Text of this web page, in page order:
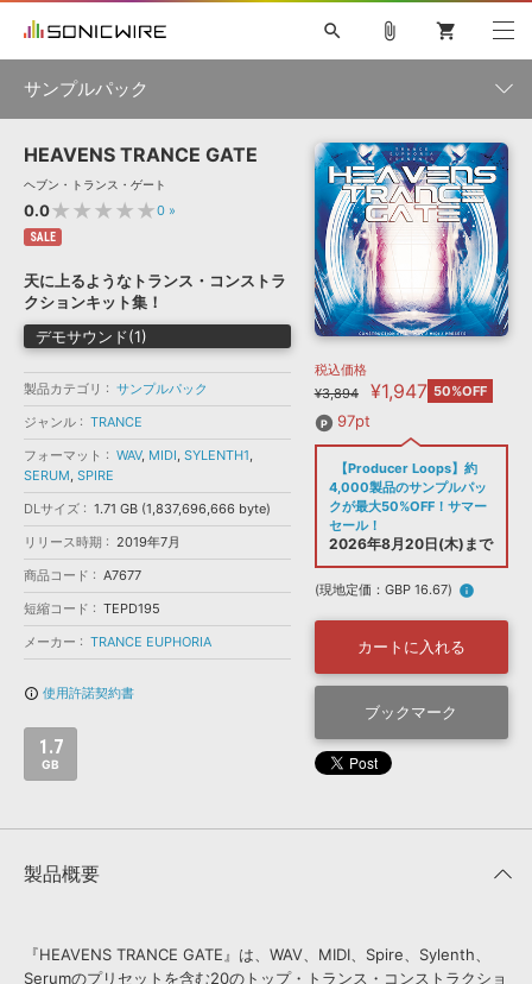
ソフト音源 »
プラグイン・エフェクト »
サンプルパック »
ソフトウェア／ツール »
DAW »
効果音 »
BGM »
特集 »
ニュースレター »
SONICWIREブログ »
製品サポート情報 »
DTMガイド »
FAQ »
お問い合わせ »
音楽カード
楽曲配信流通サービス
無償のサウンド管理ソフト
次世代型 ボーカル・エディタ
映像のBGM・セリフを音声分離
SLS
search
初音ミク NT 鏡音リン・レン V4X 巡音ルカ V4X
MEIKO V3
KAITO V3
VOCALOID TOONTRACK
SPITFIRE AUDIO
VIENNA
EZ DRUMMER 3
ライセンスフリーBGM
ボーカル抜き出し
DUBSTEP
ELECTRONICA
EDM TRANCE MUTANT
ROUTER.FM
ソフト音源 プラグイン・エフェクト
ソフトウェア／ツール 効果音
attach_file shopping_cart
サンプルパック
製品一覧
メーカー
フォーマット
ランキング
HEAVENS TRANCE GATE
ヘブン・トランス・ゲート
0.0★★★★★0 »
SALE
天に上るようなトランス・コンストラ
クションキット集！
デモサウンド(1)
製品カテゴリ
サンプルパック
ジャンル
TRANCE
フォーマット
WAV, MIDI, SYLENTH1,
SERUM, SPIRE
DLサイズ
1.71 GB (1,837,696,666 byte)
リリース時期
2019年7月
商品コード
A7677
短縮コード
TEPD195
メーカー
TRANCE EUPHORIA
info_outline 使用許諾契約書
1.7
GB
税込価格
¥3,894
¥1,947 50%OFF
97pt
【Producer Loops】約
4,000製品のサンプルパッ
クが最大50%OFF！サマー
セール！
2026年8月20日(木)まで
(現地定価：GBP 16.67) info
カートに入れる
ブックマーク
製品概要
『HEAVENS TRANCE GATE』は、WAV、MIDI、Spire、Sylenth、
Serumのプリセットを含む20のトップ・トランス・コンストラクショ